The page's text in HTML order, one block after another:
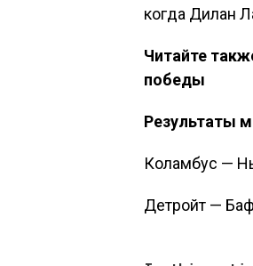
когда Дилан
Читайте
победы
Результаты
Коламбус —
Детройт —